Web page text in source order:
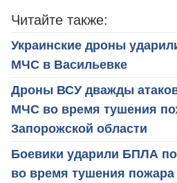
Читайте также:
Украинские дроны
МЧС в Васильевке
Дроны ВСУ дважды
МЧС во время тушения
Запорожской области
Боевики ударили БПЛА
во время тушения